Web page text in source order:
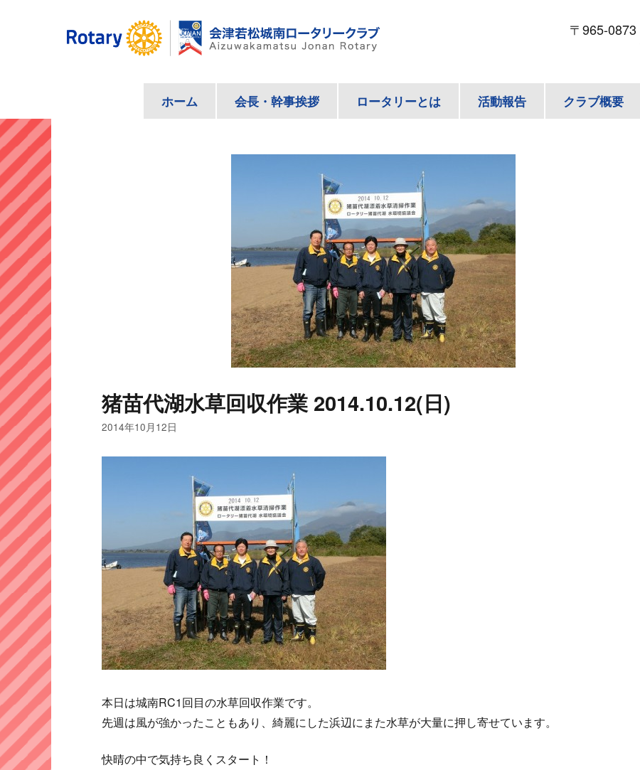
ス
キ
ッ
プ
〒965-0873
ホーム 会長・幹事挨拶 ロータリーとは 活動報告 クラブ概要
猪苗代湖水草回収作業 2014.10.12(日)
2014年10月12日
本日は城南RC1回目の水草回収作業です。
先週は風が強かったこともあり、綺麗にした浜辺にまた水草が大量に押し寄せています。
快晴の中で気持ち良くスタート！